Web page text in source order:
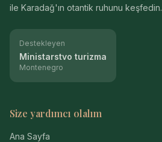
ile Karadağ'ın otantik ruhunu keşfedin.
Destekleyen
Ministarstvo turizma
Montenegro
Size yardımcı olalım
Ana Sayfa